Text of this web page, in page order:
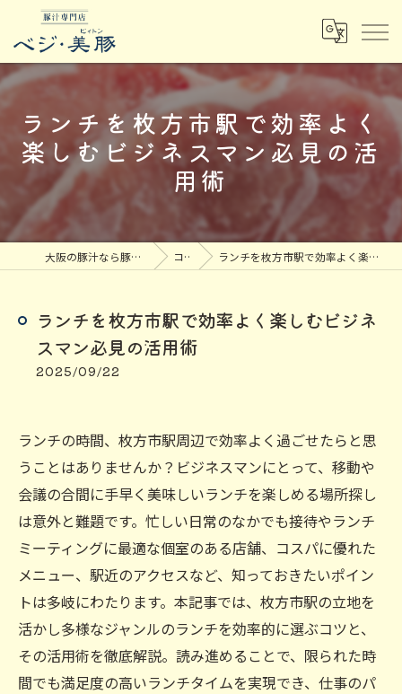
ランチを枚方市駅で効率よく
楽しむビジネスマン必見の活
用術
大阪の豚汁なら豚汁専門店ベジ・美豚 コラム ランチを枚方市駅で効率よく楽しむビジネスマン必見の活用術
ランチを枚方市駅で効率よく楽しむビジネ
スマン必見の活用術
2025/09/22
ランチの時間、枚方市駅周辺で効率よく過ごせたらと思
うことはありませんか？ビジネスマンにとって、移動や
会議の合間に手早く美味しいランチを楽しめる場所探し
は意外と難題です。忙しい日常のなかでも接待やランチ
ミーティングに最適な個室のある店舗、コスパに優れた
メニュー、駅近のアクセスなど、知っておきたいポイン
トは多岐にわたります。本記事では、枚方市駅の立地を
活かし多様なジャンルのランチを効率的に選ぶコツと、
その活用術を徹底解説。読み進めることで、限られた時
間でも満足度の高いランチタイムを実現でき、仕事のパ